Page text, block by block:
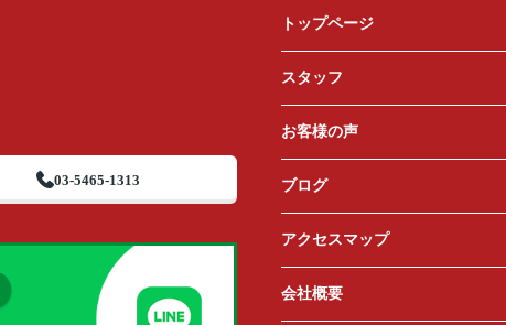
03-5465-1313
トップページ
スタッフ
お客様の声
ブログ
アクセスマップ
会社概要